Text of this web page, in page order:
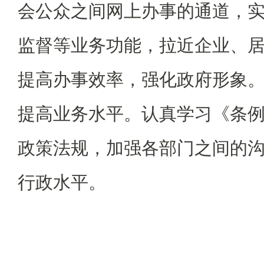
会公众之间网上办事的通道，
监督等业务功能，拉近企业、
提高办事效率，强化政府形象
提高业务水平。认真学习《条
政策法规，加强各部门之间的
行政水平。